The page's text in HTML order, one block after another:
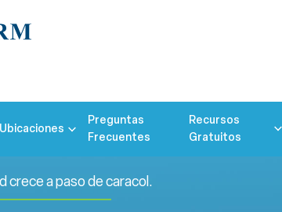
Ubicaciones
Preguntas
Frecuentes
Recursos
Gratuitos
crece a paso de caracol.